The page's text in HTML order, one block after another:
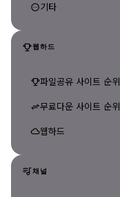
기타
웹하드
파일공유 사이트 순위
무료다운 사이트 순위
웹하드
채널